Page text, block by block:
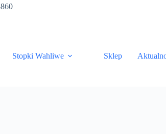
Stopki Wahliwe Sklep